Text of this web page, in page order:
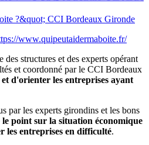
www.quipeutaidermaboite.fr/
des structures et des experts opérant
et coordonné par le CCI Bordeaux
d'orienter les entreprises ayant
par les experts girondins et les bons
point sur la situation économique
les entreprises en difficulté.